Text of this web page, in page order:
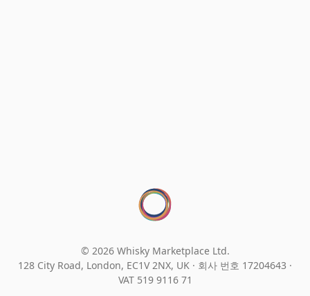
© 2026 Whisky Marketplace Ltd.
128 City Road, London, EC1V 2NX, UK · 회사 번호 17204643 ·
VAT 519 9116 71